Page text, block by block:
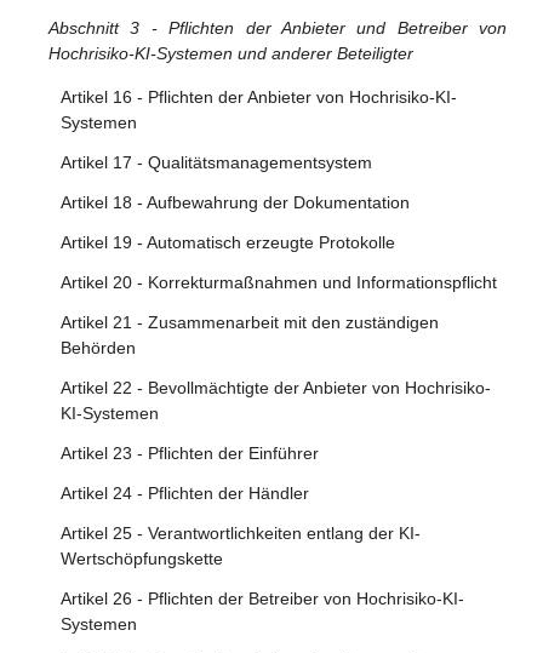
Abschnitt 3 - Pflichten der Anbieter und Betreiber von
Hochrisiko-KI-Systemen und anderer Beteiligter
Artikel 16 - Pflichten der Anbieter von Hochrisiko-KI-
Systemen
Artikel 17 - Qualitätsmanagementsystem
Artikel 18 - Aufbewahrung der Dokumentation
Artikel 19 - Automatisch erzeugte Protokolle
Artikel 20 - Korrekturmaßnahmen und Informationspflicht
Artikel 21 - Zusammenarbeit mit den zuständigen
Behörden
Artikel 22 - Bevollmächtigte der Anbieter von Hochrisiko-
KI-Systemen
Artikel 23 - Pflichten der Einführer
Artikel 24 - Pflichten der Händler
Artikel 25 - Verantwortlichkeiten entlang der KI-
Wertschöpfungskette
Artikel 26 - Pflichten der Betreiber von Hochrisiko-KI-
Systemen